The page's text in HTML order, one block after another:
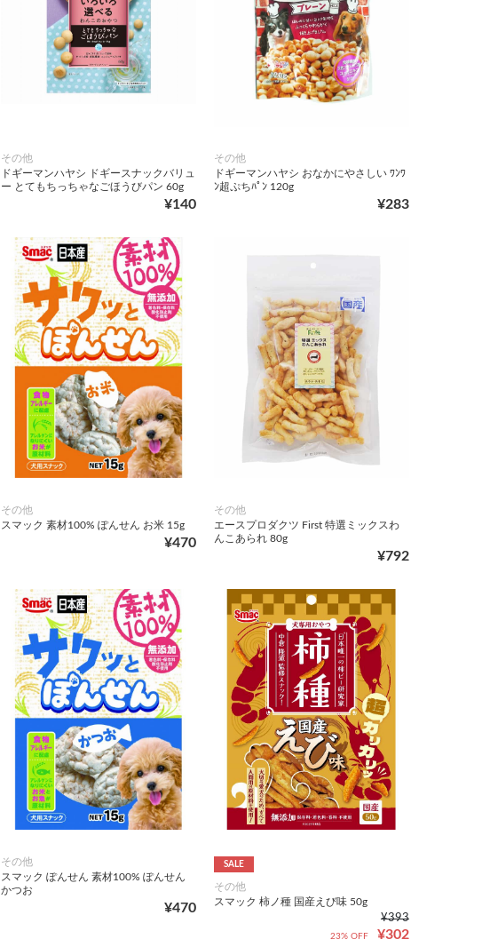
その他
ドギーマンハヤシ ドギースナックバリュ
ー とてもちっちゃなごほうびパン 60g
¥140
その他
ドギーマンハヤシ おなかにやさしい ﾜﾝﾜ
ﾝ超ぷちﾊﾟﾝ 120g
¥283
その他
スマック 素材100% ぽんせん お米 15g
¥470
その他
エースプロダクツ First 特選ミックスわ
んこあられ 80g
¥792
その他
スマック ぽんせん 素材100% ぽんせん
かつお
¥470
SALE
その他
スマック 柿ノ種 国産えび味 50g
¥393
¥302
23% OFF